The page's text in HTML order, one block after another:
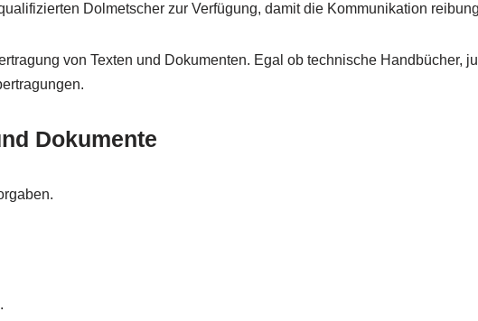
Dolmetscher zur Verfügung, damit die Kommunikation
von Texten und Dokumenten. Egal ob technische Handbücher,
Dokumente